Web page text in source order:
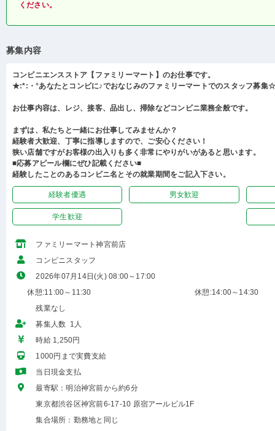
ください。
募集内容
コンビニエンスストア【ファミリーマート】のお仕事です。
★:*:・°あなたとコンビに♪でおなじみのファミリーマートでのスタッフ募集
お仕事内容は、レジ、接客、品出し、掃除などコンビニ業務全般です。
まずは、私たちと一緒にお仕事してみませんか？
経験者大歓迎、丁寧に指導しますので、ご安心ください！
狭い店舗ですがお客様の出入りも多く非常にやりがいがあると思います。
■応募アピール欄にぜひ記載ください■
経験したことのあるコンビニ名とその就業期間をご記入下さい。
経験者優遇 男女歓迎
学生歓迎
ファミリーマート神宮前店
コンビニスタッフ
2026年07月14日(火) 08:00～17:00
休憩:11:00～11:30
休憩:14:00～14:30
残業なし
募集人数 1人
時給 1,250円
1000円まで実費支給
当日現金支払
最寄駅：明治神宮前から約6分
東京都渋谷区神宮前6-17-10 原宿アールビル1F
集合場所：勤務地と同じ